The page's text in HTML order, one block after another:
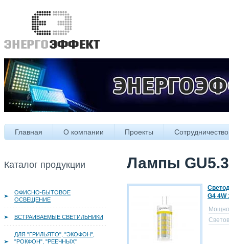
Главная О компании Проекты Сотрудничество
Каталог продукции
ОФИСНО-БЫТОВОЕ
ОСВЕЩЕНИЕ
ВСТРАИВАЕМЫЕ СВЕТИЛЬНИКИ
ДЛЯ "ГРИЛЬЯТО", "ЭКОФОН",
"РОКФОН", "РЕЕЧНЫХ"
Лампы
G4 4W